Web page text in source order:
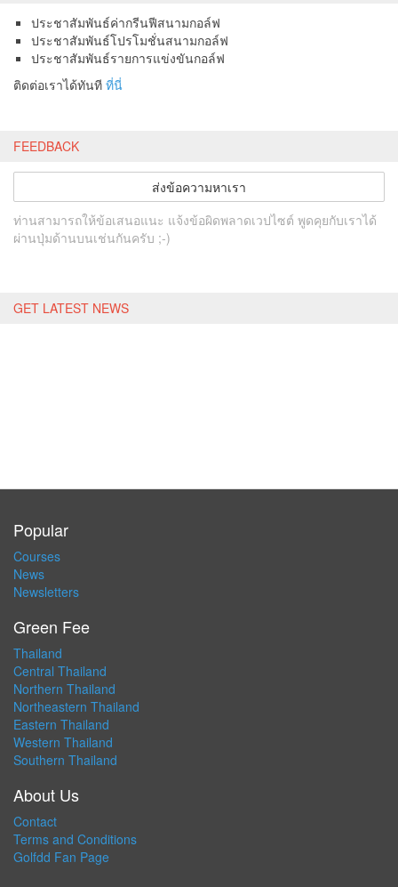
ประชาสัมพันธ์ค่ากรีนฟีสนามกอล์ฟ
ประชาสัมพันธ์โปรโมชั่นสนามกอล์ฟ
ประชาสัมพันธ์รายการแข่งขันกอล์ฟ
ติดต่อเราได้ทันที ที่นี่
FEEDBACK
ส่งข้อความหาเรา
ท่านสามารถให้ข้อเสนอแนะ แจ้งข้อผิดพลาดเวปไซต์ พูดคุยกับเราได้
ผ่านปุ่มด้านบนเช่นกันครับ ;-)
GET LATEST NEWS
Popular
Courses
News
Newsletters
Green Fee
Thailand
Central Thailand
Northern Thailand
Northeastern Thailand
Eastern Thailand
Western Thailand
Southern Thailand
About Us
Contact
Terms and Conditions
Golfdd Fan Page